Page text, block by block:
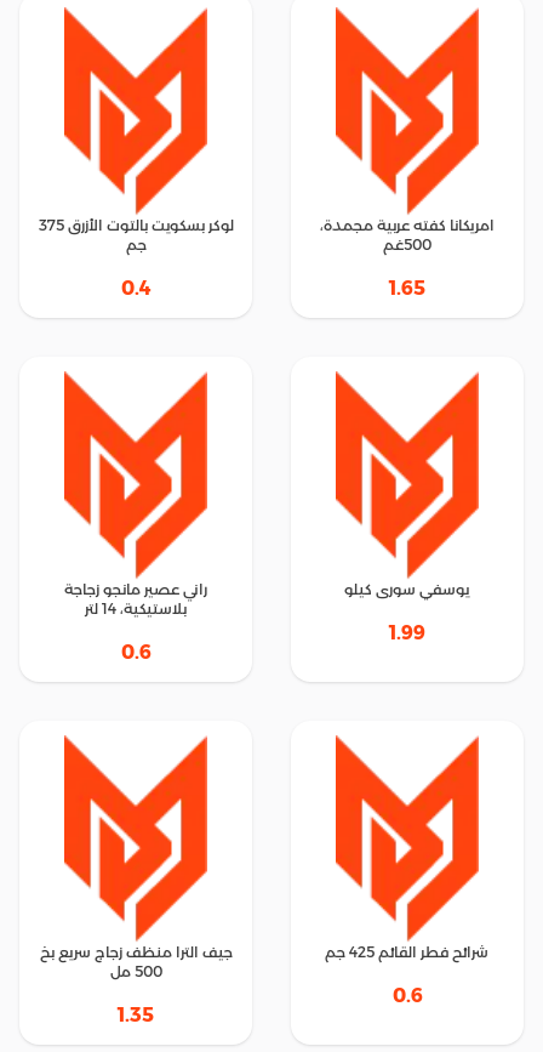
امريكانا كفته عربية مجمدة،
500غم
1.65
لوكر بسكويت بالتوت الأزرق 375
جم
0.4
يوسفي سورى كيلو
1.99
راني عصير مانجو زجاجة
بلاستيكية، 14 لتر
0.6
شرائح فطر القائم 425 جم
0.6
جيف الترا منظف زجاج سريع بخ
500 مل
1.35